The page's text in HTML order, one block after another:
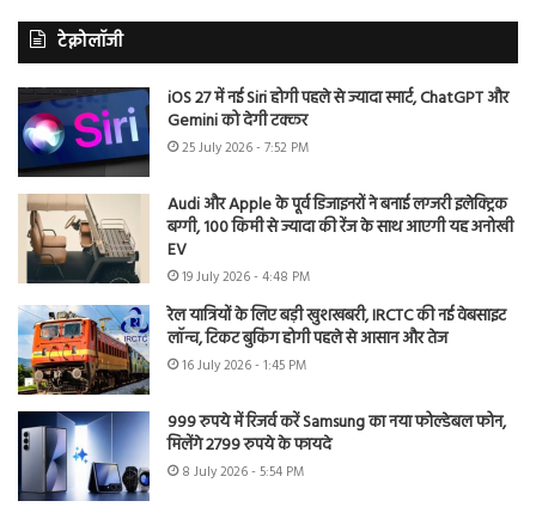
टेक्नोलॉजी
iOS 27 में नई Siri होगी पहले से ज्यादा स्मार्ट, ChatGPT और
Gemini को देगी टक्कर
25 July 2026 - 7:52 PM
Audi और Apple के पूर्व डिजाइनरों ने बनाई लग्जरी इलेक्ट्रिक
बग्गी, 100 किमी से ज्यादा की रेंज के साथ आएगी यह अनोखी
EV
19 July 2026 - 4:48 PM
रेल यात्रियों के लिए बड़ी खुशखबरी, IRCTC की नई वेबसाइट
लॉन्च, टिकट बुकिंग होगी पहले से आसान और तेज
16 July 2026 - 1:45 PM
999 रुपये में रिजर्व करें Samsung का नया फोल्डेबल फोन,
मिलेंगे 2799 रुपये के फायदे
8 July 2026 - 5:54 PM